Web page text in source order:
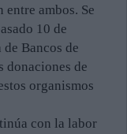
ambos. Se
10 de
Bancos de
donaciones de
organismos
con la labor